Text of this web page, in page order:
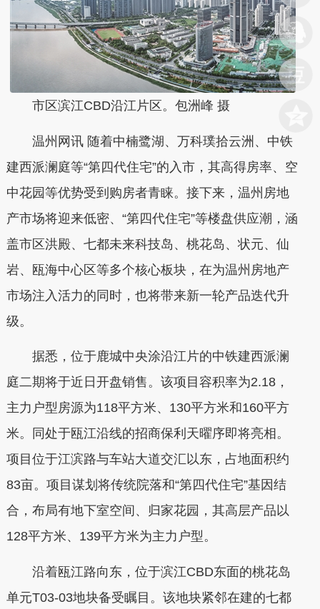
市区滨江CBD沿江片区。包洲峰 摄
温州网讯 随着中楠鹭湖、万科璞拾云洲、中铁
建西派澜庭等“第四代住宅”的入市，其高得房率、空
中花园等优势受到购房者青睐。接下来，温州房地
产市场将迎来低密、“第四代住宅”等楼盘供应潮，涵
盖市区洪殿、七都未来科技岛、桃花岛、状元、仙
岩、瓯海中心区等多个核心板块，在为温州房地产
市场注入活力的同时，也将带来新一轮产品迭代升
级。
据悉，位于鹿城中央涂沿江片的中铁建西派澜
庭二期将于近日开盘销售。该项目容积率为2.18，
主力户型房源为118平方米、130平方米和160平方
米。同处于瓯江沿线的招商保利天曜序即将亮相。
项目位于江滨路与车站大道交汇以东，占地面积约
83亩。项目谋划将传统院落和“第四代住宅”基因结
合，布局有地下室空间、归家花园，其高层产品以
128平方米、139平方米为主力户型。
沿着瓯江路向东，位于滨江CBD东面的桃花岛
单元T03-03地块备受瞩目。该地块紧邻在建的七都